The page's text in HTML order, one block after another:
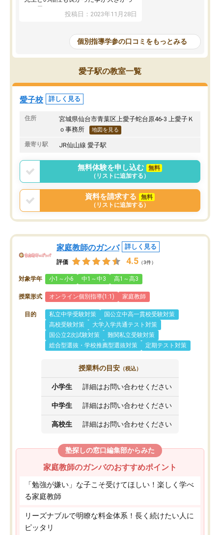
たと思います。
投稿日：2023年11月28日
個別指導学参の口コミをもっとみる
愛子駅の教室一覧
愛子校 詳しく見る
住所
宮城県仙台市青葉区上愛子蛇台原46-3 上愛子Ｋ
ｏ事務所
地図を見る
最寄り駅 JR仙山線 愛子駅
無料体験を申し込む
無料
（リストに追加する）
資料を請求する
無料
（リストに追加する）
家庭教師のガンバ 詳しく見る
評価 4.5 （3件）
対象学年 小1～小6 中1～中3 高1～高3
授業形式 オンライン個別指導(1:1) 家庭教師
目的 私立中学受験対策
国公立中高一貫校受験対策
高校受験対策
大学入学共通テスト対策
国公立2次試験対策
難関私立受験対策
総合型選抜・学校推薦型選抜対策
定期テスト対策
授業料の目安 （税込）
小学生 詳細はお問い合わせください
中学生 詳細はお問い合わせください
高校生 詳細はお問い合わせください
塾探しの窓口編集部からみた
家庭教師のガンバのおすすめポイント
「勉強が嫌い」な子こそ受けてほしい！楽しく学べ
る家庭教師
リーズナブルで明瞭な料金体系！長く続けたい人に
ピッタリ